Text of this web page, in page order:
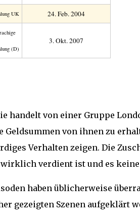
UK 24. Feb. 2004
(D)
3. Okt. 2007
handelt von einer Gruppe
Geldsummen von ihnen zu
Verhalten zeigen. Die
verdient ist und es
haben üblicherweise
gezeigten Szenen aufgeklärt